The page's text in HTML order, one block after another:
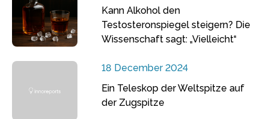
Kann Alkohol den
Testosteronspiegel steigern? Die
Wissenschaft sagt: „Vielleicht“
18 December 2024
Ein Teleskop der Weltspitze auf
der Zugspitze